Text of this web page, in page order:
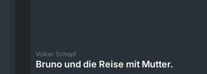
Volker Schopf
Bruno und die Reise mit Mutter.